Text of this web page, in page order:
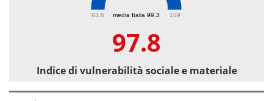
media Italia 99.3
93.6 109
97.8
Indice di vulnerabilità sociale e materiale